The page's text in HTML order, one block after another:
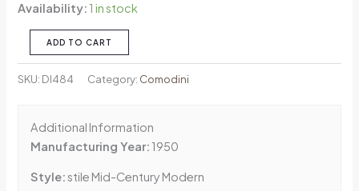
Availability:1 in stock
ADD TO CART
SKU: DI484 Category: Comodini
Additional Information
Manufacturing Year:1950
Style:stile Mid-Century Modern